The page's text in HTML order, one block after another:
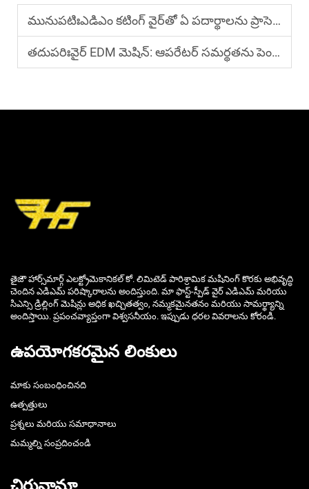
మునుపటిఃఎడిఎం కటింగ్ వైర్‌తో ఏ పదార్థాలను ప్రాసెస్ చేయవచ్చు?
తదుపరిఃవైర్ EDM మెషిన్: ఆపరేటర్ సమర్థతను పెంచడానికి ఏ అధునాతన నియంత్రణలు సహాయపడతాయి?
తైజౌ హార్స్‌మార్గ్ ఎలక్ట్రోమెకానికల్ కో. లిమిటెడ్ పారిశ్రామిక మషినింగ్ కొరకు అభివృద్ధి
చెందిన ఎడిఎమ్ పరిష్కారాలను అందిస్తుంది. మా ఫాస్ట్-స్పీడ్ వైర్ ఎడిఎమ్ మరియు
సిఎన్సి డ్రిల్లింగ్ మెషిన్లు అధిక ఖచ్చితత్వం, నమ్మకమైనతనం మరియు సామర్థ్యాన్ని
అందిస్తాయి. ప్రపంచవ్యాప్తంగా విశ్వసనీయం. ఇప్పుడు ధరల వివరాలను కోరండి.
ఉపయోగకరమైన లింకులు
మాకు సంబంధించినది
ఉత్పత్తులు
ప్రశ్నలు మరియు సమాధానాలు
మమ్మల్ని సంప్రదించండి